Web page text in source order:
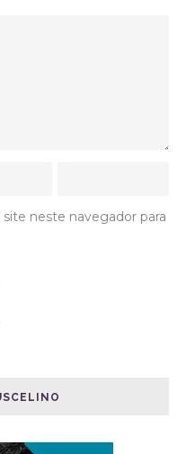
neste navegador para